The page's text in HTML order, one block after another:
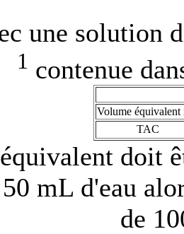
une solution
1 contenue
Volume équivalent
TAC
doit
mL d'eau
de